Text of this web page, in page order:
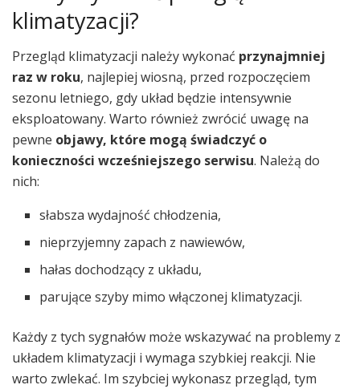
klimatyzacji?
Przegląd klimatyzacji należy wykonać przynajmniej
raz w roku, najlepiej wiosną, przed rozpoczęciem
sezonu letniego, gdy układ będzie intensywnie
eksploatowany. Warto również zwrócić uwagę na
pewne objawy, które mogą świadczyć o
konieczności wcześniejszego serwisu. Należą do
nich:
słabsza wydajność chłodzenia,
nieprzyjemny zapach z nawiewów,
hałas dochodzący z układu,
parujące szyby mimo włączonej klimatyzacji.
Każdy z tych sygnałów może wskazywać na problemy z
układem klimatyzacji i wymaga szybkiej reakcji. Nie
warto zwlekać. Im szybciej wykonasz przegląd, tym